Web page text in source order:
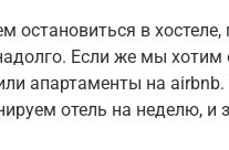
в хостеле,
Если же мы хотим
апартаменты на airbnb.
отель на неделю,